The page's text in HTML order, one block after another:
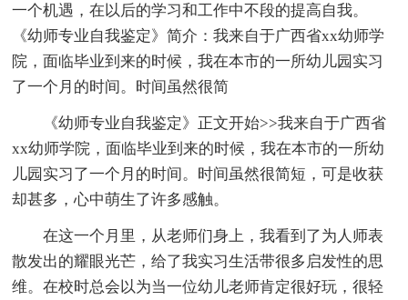
一个机遇，在以后的学习和工作中不段的提高自我。
《幼师专业自我鉴定》简介：我来自于广西省xx幼师学
院，面临毕业到来的时候，我在本市的一所幼儿园实习
了一个月的时间。时间虽然很简
《幼师专业自我鉴定》正文开始>>我来自于广西省
xx幼师学院，面临毕业到来的时候，我在本市的一所幼
儿园实习了一个月的时间。时间虽然很简短，可是收获
却甚多，心中萌生了许多感触。
在这一个月里，从老师们身上，我看到了为人师表
散发出的耀眼光芒，给了我实习生活带很多启发性的思
维。在校时总会以为当一位幼儿老师肯定很好玩，很轻